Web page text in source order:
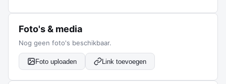
Foto's & media
Nog geen foto's beschikbaar.
Foto uploaden Link toevoegen